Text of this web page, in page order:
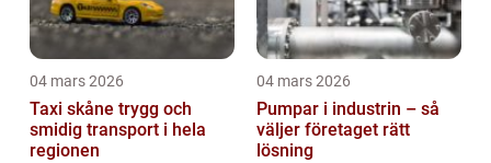
04 mars 2026
Taxi skåne trygg och
smidig transport i hela
regionen
04 mars 2026
Pumpar i industrin – så
väljer företaget rätt
lösning